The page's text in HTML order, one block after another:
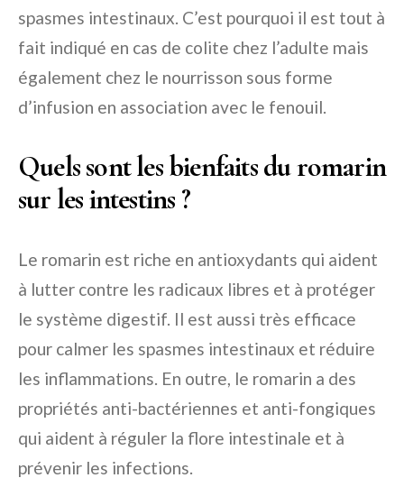
spasmes intestinaux. C’est pourquoi il est tout à
fait indiqué en cas de colite chez l’adulte mais
également chez le nourrisson sous forme
d’infusion en association avec le fenouil.
Quels sont les bienfaits du romarin
sur les intestins ?
Le romarin est riche en antioxydants qui aident
à lutter contre les radicaux libres et à protéger
le système digestif. Il est aussi très efficace
pour calmer les spasmes intestinaux et réduire
les inflammations. En outre, le romarin a des
propriétés anti-bactériennes et anti-fongiques
qui aident à réguler la flore intestinale et à
prévenir les infections.